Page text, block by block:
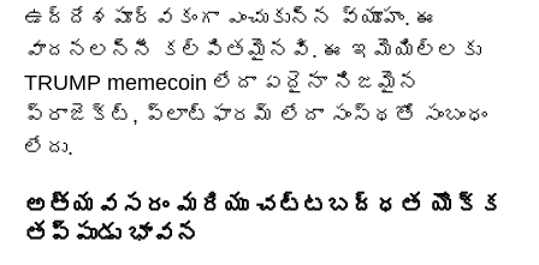
ఉద్దేశపూర్వకంగా ఎంచుకున్న వ్యూహం. ఈ
వాదనలన్నీ కల్పితమైనవి. ఈ ఇమెయిల్‌లకు
TRUMP memecoin లేదా ఏదైనా నిజమైన
ప్రాజెక్ట్, ప్లాట్‌ఫారమ్ లేదా సంస్థతో సంబంధం
లేదు.
అత్యవసరం మరియు చట్టబద్ధత యొక్క
తప్పుడు భావన